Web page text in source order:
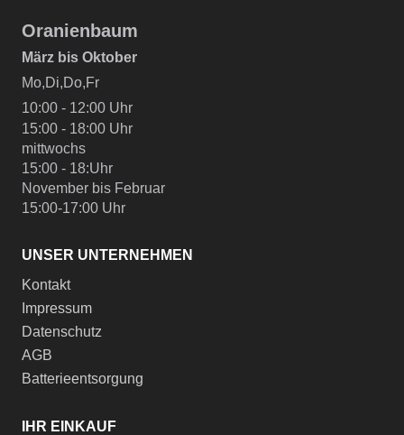
Oranienbaum
März bis Oktober
Mo,Di,Do,Fr
10:00 - 12:00 Uhr
15:00 - 18:00 Uhr
mittwochs
15:00 - 18:Uhr
November bis Februar
15:00-17:00 Uhr
UNSER UNTERNEHMEN
Kontakt
Impressum
Datenschutz
AGB
Batterieentsorgung
IHR EINKAUF